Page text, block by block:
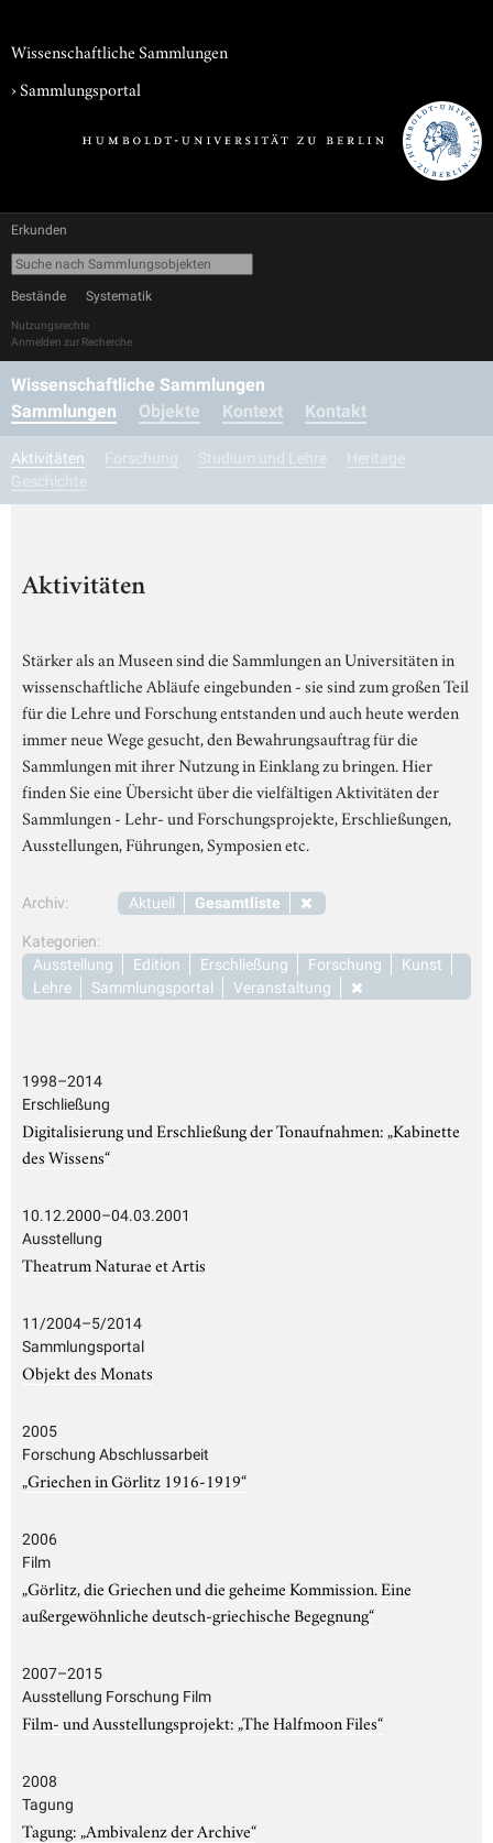
Wissenschaftliche Sammlungen
›Sammlungsportal
Erkunden
Bestände Systematik
Nutzungsrechte
Anmelden zur Recherche
Wissenschaftliche Sammlungen
Sammlungen
Objekte Kontext Kontakt
Aktivitäten Forschung Studium und Lehre
Heritage
Geschichte
Aktivitäten
Stärker als an Museen sind die Sammlungen an Universitäten in
wissenschaftliche Abläufe eingebunden - sie sind zum großen Teil
für die Lehre und Forschung entstanden und auch heute werden
immer neue Wege gesucht, den Bewahrungsauftrag für die
Sammlungen mit ihrer Nutzung in Einklang zu bringen. Hier
finden Sie eine Übersicht über die vielfältigen Aktivitäten der
Sammlungen - Lehr- und Forschungsprojekte, Erschließungen,
Ausstellungen, Führungen, Symposien etc.
Archiv: Aktuell Gesamtliste
Kategorien:
Ausstellung
Edition Erschließung Forschung
Kunst
Lehre
Sammlungsportal Veranstaltung
1998–2014
Erschließung
Digitalisierung und Erschließung der Tonaufnahmen: „Kabinette
des Wissens“
10.12.2000–04.03.2001
Ausstellung
Theatrum Naturae et Artis
11/2004–5/2014
Sammlungsportal
Objekt des Monats
2005
Forschung Abschlussarbeit
„Griechen in Görlitz 1916-1919“
2006
Film
„Görlitz, die Griechen und die geheime Kommission. Eine
außergewöhnliche deutsch-griechische Begegnung“
2007–2015
Ausstellung Forschung Film
Film- und Ausstellungsprojekt: „The Halfmoon Files“
2008
Tagung
Tagung: „Ambivalenz der Archive“